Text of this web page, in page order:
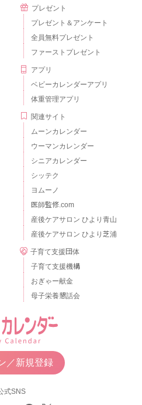
プレゼント
プレゼント＆アンケート
全員無料プレゼント
ファーストプレゼント
アプリ
ベビーカレンダーアプリ
体重管理アプリ
関連サイト
ムーンカレンダー
ウーマンカレンダー
シニアカレンダー
シッテク
ヨムーノ
医師監修.com
産後ケアサロン ひより青山
産後ケアサロン ひより芝浦
子育て支援団体
子育て支援機構
おぎゃー献金
母子栄養懇話会
／新規登録
式SNS